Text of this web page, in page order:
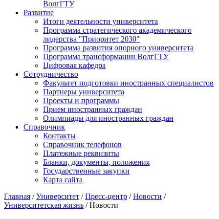
ВолгГТУ
Развитие
Итоги деятельности университета
Программа стратегического академического
лидерства "Приоритет 2030"
Программа развития опорного университета
Программа трансформации ВолгГТУ
Цифровая кафедра
Сотрудничество
Факультет подготовки иностранных специалистов
Партнеры университета
Проекты и программы
Прием иностранных граждан
Олимпиады для иностранных граждан
Справочник
Контакты
Справочник телефонов
Платежные реквизиты
Бланки, документы, положения
Государственные закупки
Карта сайта
Главная /Университет /Пресс-центр /Новости /
Университетская жизнь / Новости